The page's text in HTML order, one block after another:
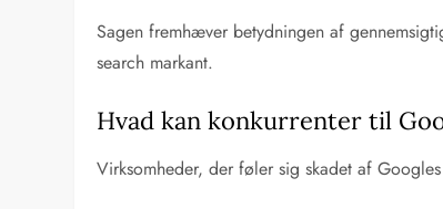
Sagen fremhæver betydningen af
search markant.
Hvad kan konkurrenter til
Virksomheder, der føler sig skadet af